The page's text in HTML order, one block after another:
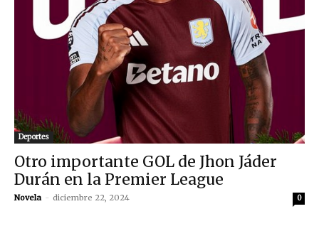
Deportes
Otro importante GOL de Jhon Jáder
Durán en la Premier League
Novela - diciembre 22, 2024 0